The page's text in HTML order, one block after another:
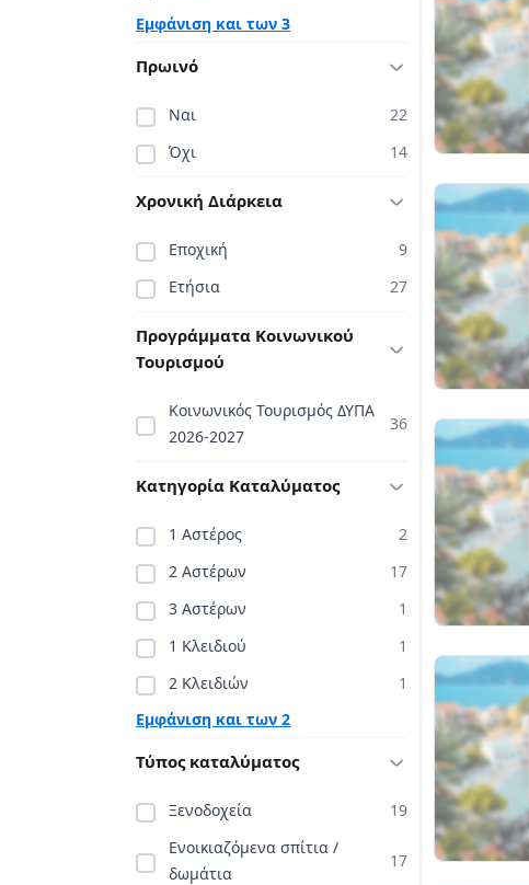
Εμφάνιση και των 3
Πρωινό
Ναι
22
Όχι
14
Χρονική Διάρκεια
Εποχική
9
Ετήσια
27
Προγράμματα Κοινωνικού
Τουρισμού
Κοινωνικός Τουρισμός ΔΥΠΑ
2026-2027
36
Κατηγορία Καταλύματος
1 Αστέρος
2
2 Αστέρων
17
3 Αστέρων
1
1 Κλειδιού
1
2 Κλειδιών
1
Εμφάνιση και των 2
Τύπος καταλύματος
Ξενοδοχεία
19
Ενοικιαζόμενα σπίτια /
δωμάτια
17